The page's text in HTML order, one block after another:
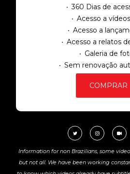
360 Dias de
Acesso a
Acesso a
Acesso a relatos
Galeria de
Sem renovação
COMPRAR
Information for non Brazilians, some
but not all. We have been working